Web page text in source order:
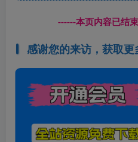
------本页内容已结
感谢您的来访，获取更